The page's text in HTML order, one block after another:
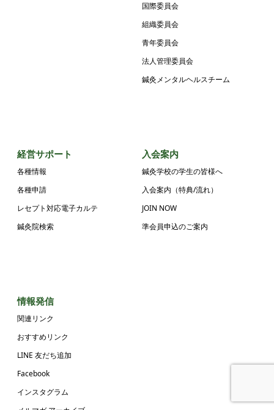
国際委員会
組織委員会
青年委員会
法人管理委員会
鍼灸メンタルヘルスチーム
経営サポート
各種情報
各種申請
レセプト対応電子カルテ
鍼灸院検索
入会案内
鍼灸学校の学生の皆様へ
入会案内（特典/流れ）
JOIN NOW
準会員申込のご案内
情報発信
関連リンク
おすすめリンク
LINE 友だち追加
Facebook
インスタグラム